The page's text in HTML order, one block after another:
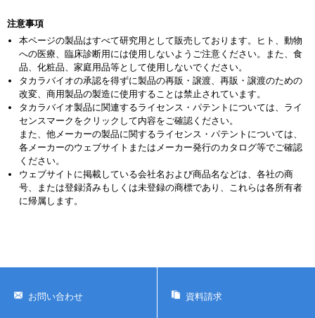
注意事項
本ページの製品はすべて研究用として販売しております。ヒト、動物
への医療、臨床診断用には使用しないようご注意ください。また、食
品、化粧品、家庭用品等として使用しないでください。
タカラバイオの承認を得ずに製品の再販・譲渡、再販・譲渡のための
改変、商用製品の製造に使用することは禁止されています。
タカラバイオ製品に関連するライセンス・パテントについては、ライ
センスマークをクリックして内容をご確認ください。
また、他メーカーの製品に関するライセンス・パテントについては、
各メーカーのウェブサイトまたはメーカー発行のカタログ等でご確認
ください。
ウェブサイトに掲載している会社名および商品名などは、各社の商
号、または登録済みもしくは未登録の商標であり、これらは各所有者
に帰属します。
お問い合わせ 資料請求